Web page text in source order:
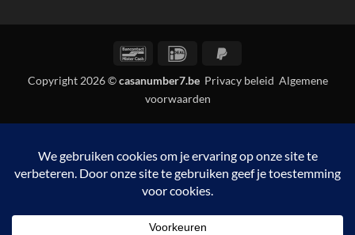
BancontactIDeal
Copyright 2026 ©casanumber7.be Privacy beleid Algemene
voorwaarden